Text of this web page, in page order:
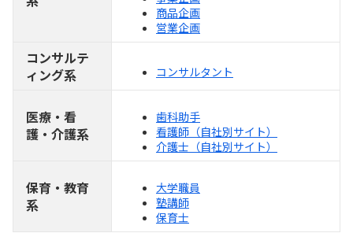
商品企画
営業企画
コンサルテ
ィング系
コンサルタント
医療・看
護・介護系
歯科助手
看護師（自社別サイト）
介護士（自社別サイト）
保育・教育
系
大学職員
塾講師
保育士